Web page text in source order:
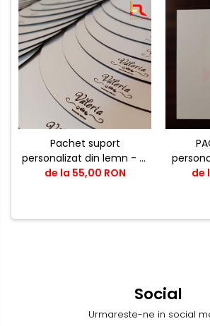
Pachet suport
personalizat din lemn - R1
- 10 buc
de la 55,00 RON
de
Social
Urmareste-ne in social